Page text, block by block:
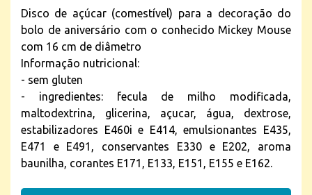
Disco de açúcar (comestível) para a decoração do
bolo de aniversário com o conhecido Mickey Mouse
com 16 cm de diâmetro
Informação nutricional:
- sem gluten
- ingredientes: fecula de milho modificada,
maltodextrina, glicerina, açucar, água, dextrose,
estabilizadores E460i e E414, emulsionantes E435,
E471 e E491, conservantes E330 e E202, aroma
baunilha, corantes E171, E133, E151, E155 e E162.